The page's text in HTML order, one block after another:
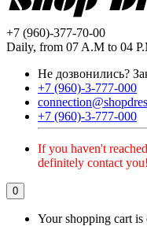
+7 (960)-377-70-00
Daily, from 07 A.M to 04
Не дозвонились?
+7 (960)-3-777-000
+7 (960)-3-777-000
If you haven't
definitely contact you!
0
Your shopping cart is